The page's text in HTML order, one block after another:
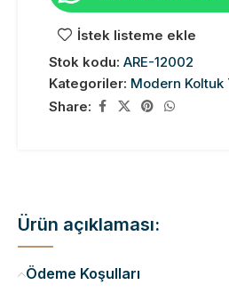
İstek listeme ekle
Stok kodu: ARE-12002
Kategoriler: Modern Koltuk
Share:
Ürün açıklaması:
Ödeme Koşulları